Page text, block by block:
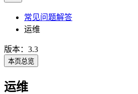
常见问题解答
运维
版本：3.3
本页总览
运维